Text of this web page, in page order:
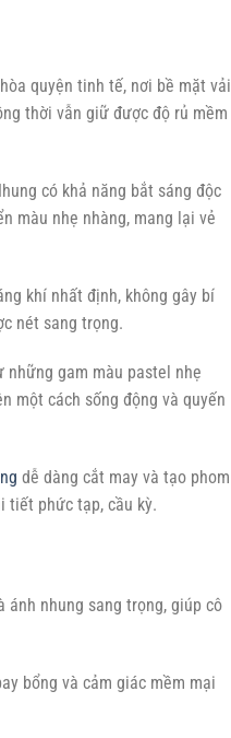
quyện tinh tế, nơi bề mặt vải
thời vẫn giữ được độ rủ mềm
có khả năng bắt sáng độc
màu nhẹ nhàng, mang lại vẻ
khí nhất định, không gây bí
nét sang trọng.
những gam màu pastel nhẹ
một cách sống động và quyến
dễ dàng cắt may và tạo phom
tiết phức tạp, cầu kỳ.
ánh nhung sang trọng, giúp cô
bổng và cảm giác mềm mại